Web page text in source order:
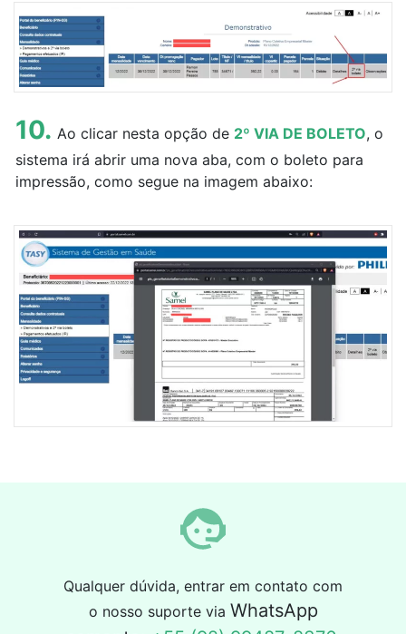
10. Ao clicar nesta opção de 2º VIA DE BOLETO, o
sistema irá abrir uma nova aba, com o boleto para
impressão, como segue na imagem abaixo:
Qualquer dúvida, entrar em contato com
o nosso suporte via WhatsApp